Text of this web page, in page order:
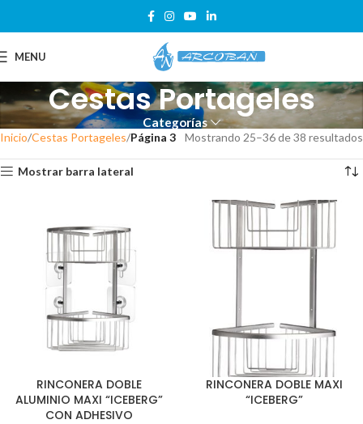
MENU
Cestas Portageles
Categorías
Inicio Cestas Portageles Página 3 Mostrando 25–36 de 38 resultados
Mostrar barra lateral
RINCONERA DOBLE
ALUMINIO MAXI “ICEBERG”
CON ADHESIVO
RINCONERA DOBLE MAXI
“ICEBERG”